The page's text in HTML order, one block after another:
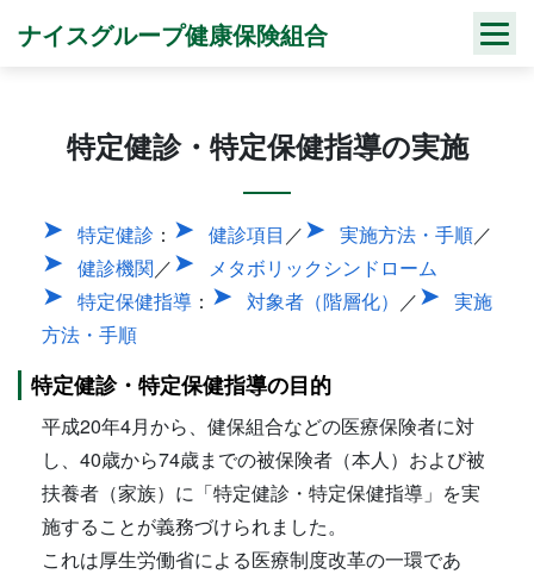
ナイスグループ健康保険組合
特定健診・特定保健指導の実施
特定健診 ： 健診項目 ／ 実施方法・手順／
健診機関／
メタボリックシンドローム
特定保健指導 ： 対象者（階層化） ／
実施
方法・手順
特定健診・特定保健指導の目的
平成20年4月から、健保組合などの医療保険者に対
し、40歳から74歳までの被保険者（本人）および被
扶養者（家族）に「特定健診・特定保健指導」を実
施することが義務づけられました。
これは厚生労働省による医療制度改革の一環であ